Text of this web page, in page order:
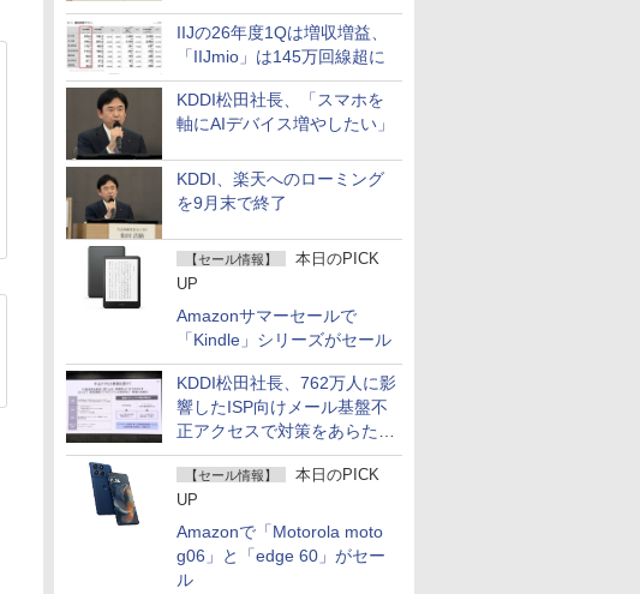
る」
IIJの26年度1Qは増収増益、
「IIJmio」は145万回線超に
KDDI松田社長、「スマホを
軸にAIデバイス増やしたい」
KDDI、楽天へのローミング
を9月末で終了
【セール情報】
本日のPICK
UP
Amazonサマーセールで
「Kindle」シリーズがセール
KDDI松田社長、762万人に影
響したISP向けメール基盤不
正アクセスで対策をあらため
て説明
【セール情報】
本日のPICK
UP
Amazonで「Motorola moto
g06」と「edge 60」がセー
ル